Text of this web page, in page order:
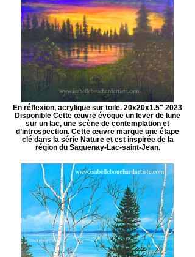
En réflexion, acrylique sur toile. 20x20x1.5" 2023
Disponible Cette œuvre évoque un lever de lune
sur un lac, une scène de contemplation et
d’introspection. Cette œuvre marque une étape
clé dans la série Nature et est inspirée de la
région du Saguenay-Lac-saint-Jean.